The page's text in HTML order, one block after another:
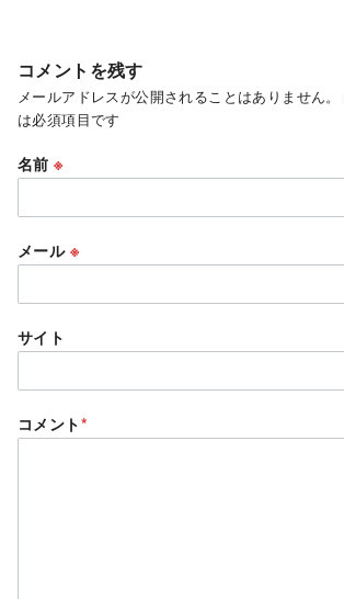
コメントを残す
メールアドレスが公開されることはありません。
は必須項目です
名前※
メール ※
サイト
コメント*